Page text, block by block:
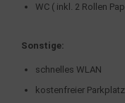
WC ( inkl. 2 Rollen
Sonstige:
schnelles WLAN
kostenfreier